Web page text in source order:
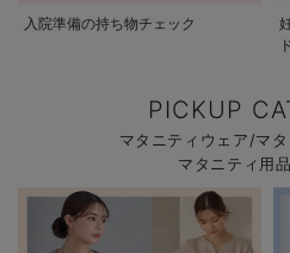
入院準備の持ち物チェック
PICKUP
マタニティウェア/マ
マタニティ用